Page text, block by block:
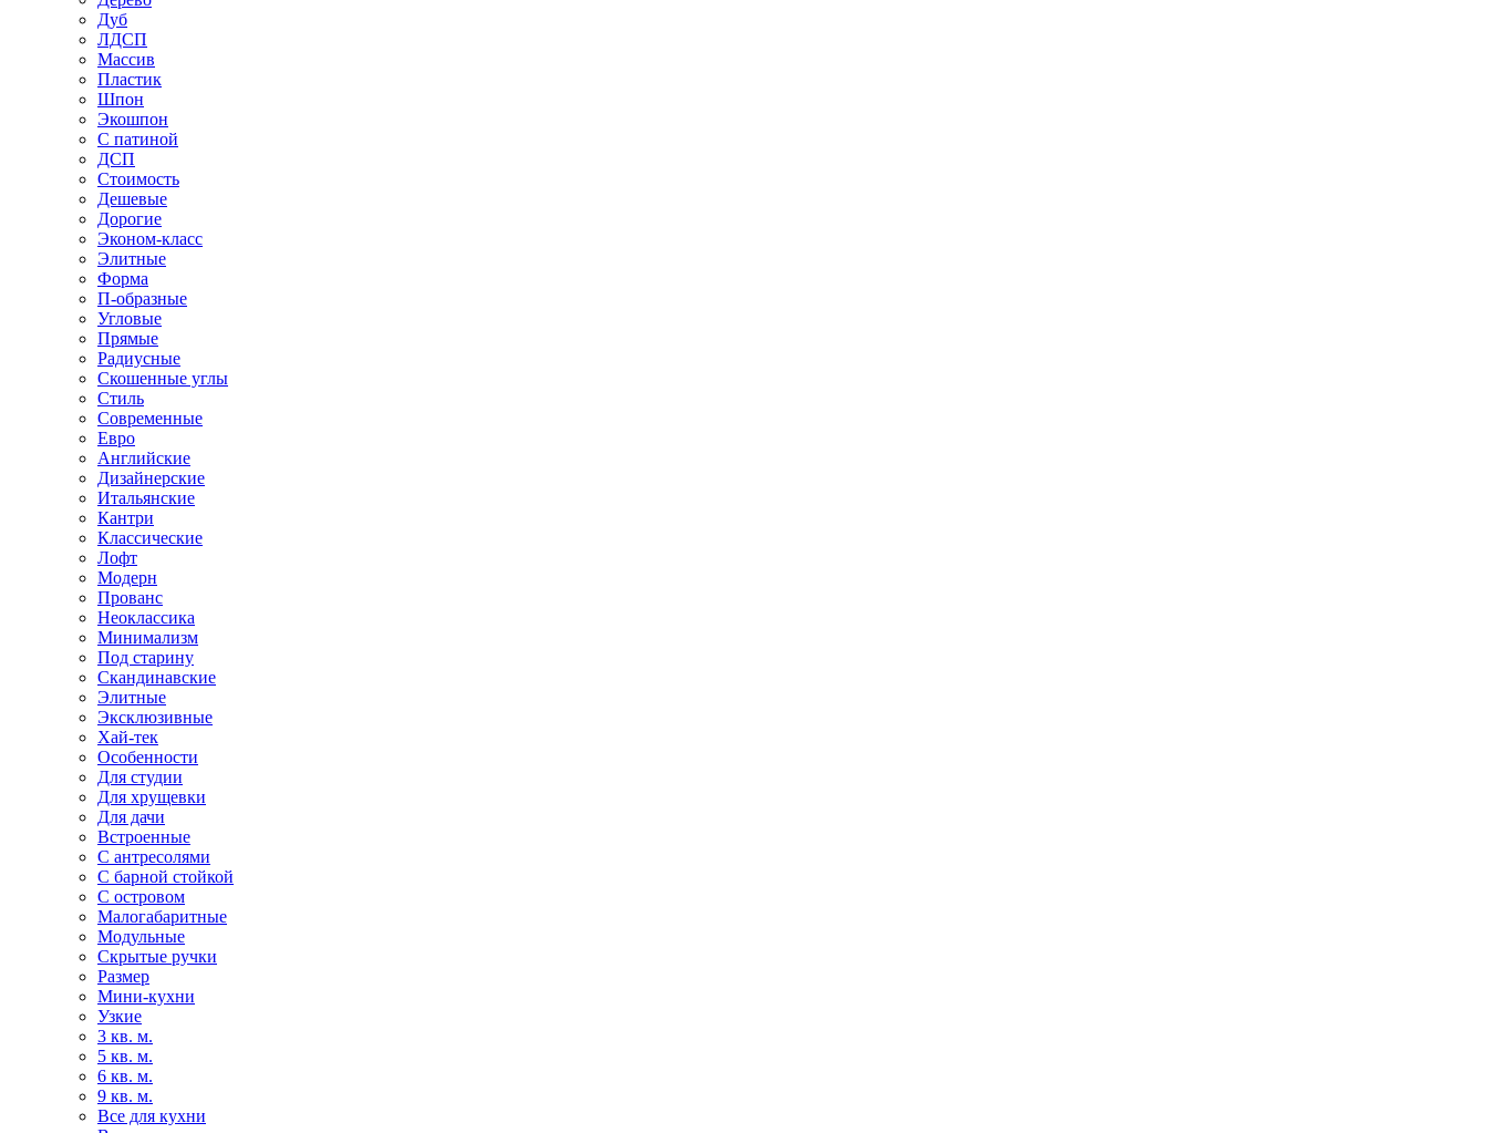
Дуб
ЛДСП
Массив
Пластик
Шпон
Экошпон
С патиной
ДСП
Стоимость
Дешевые
Дорогие
Эконом-класс
Элитные
Форма
П-образные
Угловые
Прямые
Радиусные
Скошенные углы
Стиль
Современные
Евро
Английские
Дизайнерские
Итальянские
Кантри
Классические
Лофт
Модерн
Прованс
Неоклассика
Минимализм
Под старину
Скандинавские
Элитные
Эксклюзивные
Хай-тек
Особенности
Для студии
Для хрущевки
Для дачи
Встроенные
С антресолями
С барной стойкой
С островом
Малогабаритные
Модульные
Скрытые ручки
Размер
Мини-кухни
Узкие
3 кв. м.
5 кв. м.
6 кв. м.
9 кв. м.
Все для кухни